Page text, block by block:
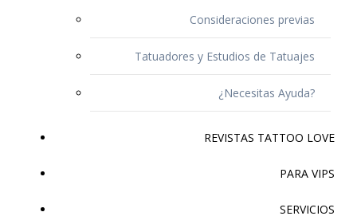
Consideraciones previas
Tatuadores y Estudios de Tatuajes
¿Necesitas Ayuda?
REVISTAS TATTOO LOVE
PARA VIPS
SERVICIOS